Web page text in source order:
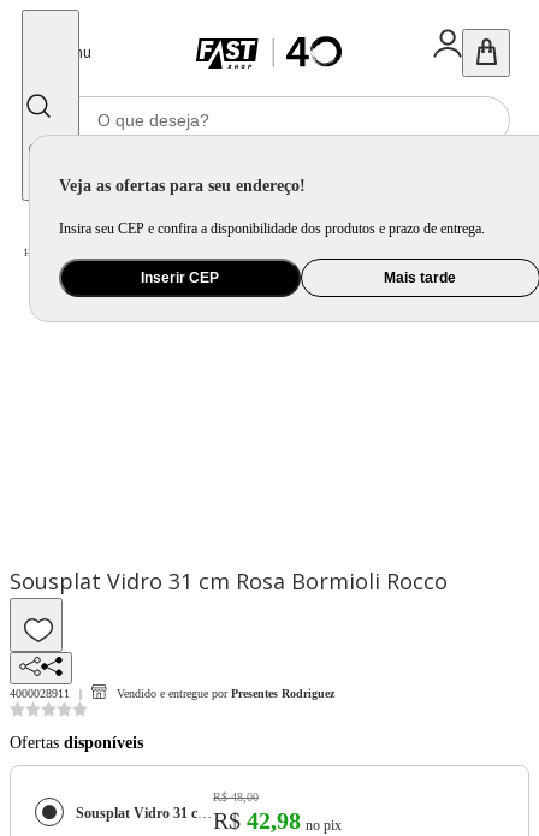
Menu
Veja as ofertas para seu endereço!
Insira seu CEP e confira a disponibilidade dos produtos e prazo de entrega.
Inserir CEP Mais tarde
Home
Sousplat Vidro 31 cm Rosa Bormioli Rocco
4000028911 Vendido e entregue por Presentes Rodriguez
Ofertas disponíveis
Sousplat Vidro 31 cm Rosa Bormioli Rocco
R$ 48,00
R$ 42,98 no pix